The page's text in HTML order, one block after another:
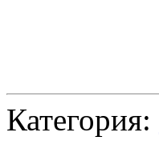
Категория: